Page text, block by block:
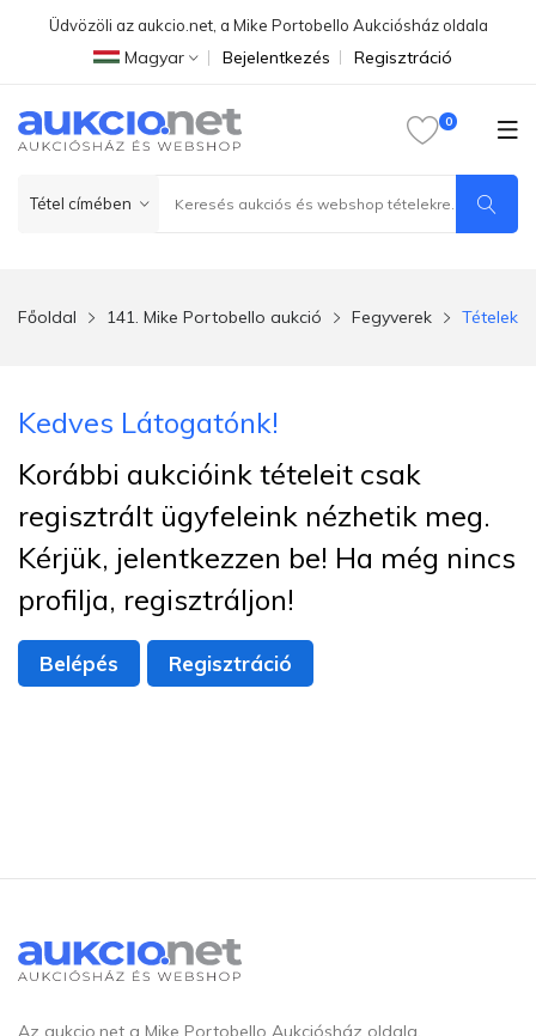
Üdvözöli az aukcio.net, a Mike Portobello Aukciósház oldala
Magyar Bejelentkezés Regisztráció
Főoldal 141. Mike Portobello aukció Fegyverek Tételek
Kedves Látogatónk!
Korábbi aukcióink tételeit csak
regisztrált ügyfeleink nézhetik meg.
Kérjük, jelentkezzen be! Ha még nincs
profilja, regisztráljon!
Belépés Regisztráció
Az aukcio.net a Mike Portobello Aukciósház oldala.